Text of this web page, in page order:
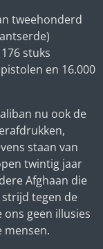
tweehonderd
stuks
en 16.000
nu ook de
staan van
twintig jaar
Afghaan die
tegen de
ons geen illusies
mensen.